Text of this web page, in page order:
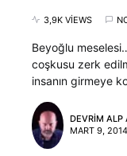
3,9K VIEWS
Beyoğlu
coşkusu zerk
insanın girmeye
DEVRIM ALP
MART 9, 2014